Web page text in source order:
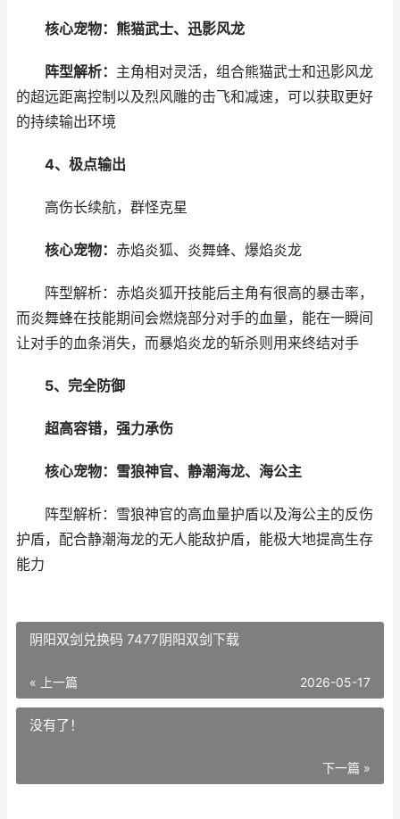
核心宠物：熊猫武士、迅影风龙
阵型解析： 主角相对灵活，组合熊猫武士和迅影风龙
的超远距离控制以及烈风雕的击飞和减速，可以获取更好
的持续输出环境
4、极点输出
高伤长续航，群怪克星
核心宠物： 赤焰炎狐、炎舞蜂、爆焰炎龙
阵型解析：赤焰炎狐开技能后主角有很高的暴击率，
而炎舞蜂在技能期间会燃烧部分对手的血量，能在一瞬间
让对手的血条消失，而暴焰炎龙的斩杀则用来终结对手
5、完全防御
超高容错，强力承伤
核心宠物：雪狼神官、静潮海龙、海公主
阵型解析：雪狼神官的高血量护盾以及海公主的反伤
护盾，配合静潮海龙的无人能敌护盾，能极大地提高生存
能力
阴阳双剑兑换码 7477阴阳双剑下载
« 上一篇 2026-05-17
没有了！
下一篇 »